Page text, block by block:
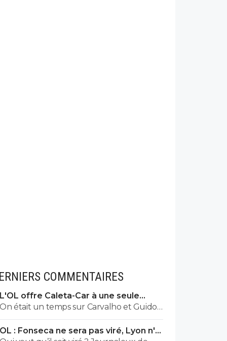
COMMENTAIRES
L'OL offre Caleta-Car à une seule
condition
On était un temps sur Carvalho et Guido
Rodriguez... En panic buy, Blanc a bien
validé ce joueur, je ne vois pas le raccourci.
OL : Fonseca ne sera pas viré, Lyon n'a